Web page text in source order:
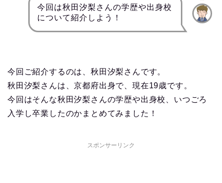
今回は秋田汐梨さんの学歴や出身校
について紹介しよう！
今回ご紹介するのは、秋田汐梨さんです。
秋田汐梨さんは、京都府出身で、現在19歳です。
今回はそんな秋田汐梨さんの学歴や出身校、いつごろ
入学し卒業したのかまとめてみました！
スポンサーリンク